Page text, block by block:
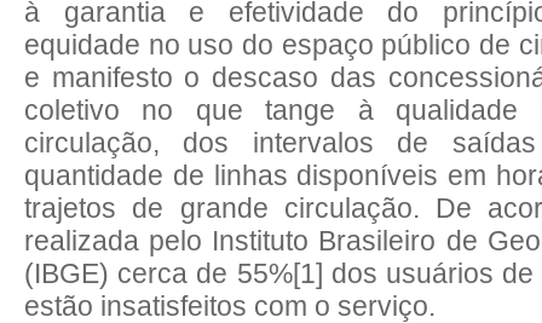
à garantia e efetividade do
equidade no uso do espaço público de
e manifesto o descaso das
coletivo no que tange à qualidade
circulação, dos intervalos de
quantidade de linhas disponíveis em
trajetos de grande circulação. De
realizada pelo Instituto Brasileiro de
(IBGE) cerca de 55%[1] dos usuários
estão insatisfeitos com o serviço.